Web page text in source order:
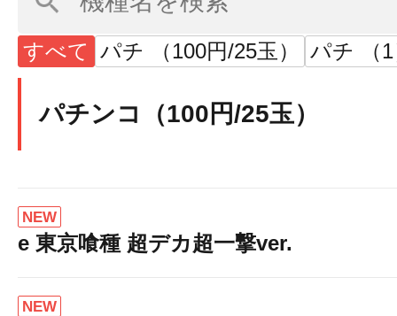
すべて パチ （100円/25玉） パチ （
パチンコ（100円/25玉）
NEW
e 東京喰種 超デカ超一撃ver.
NEW